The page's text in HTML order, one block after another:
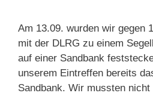
Am 13.09. wurden wir gegen
mit der DLRG zu einem
auf einer Sandbank
unserem Eintreffen bereits
Sandbank. Wir mussten